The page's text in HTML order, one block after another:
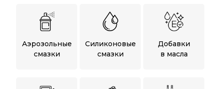
Аэрозольные
смазки
Силиконовые
смазки
Добавки
в масла